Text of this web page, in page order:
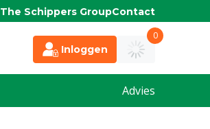
The Schippers GroupContact
Inloggen
0
Advies